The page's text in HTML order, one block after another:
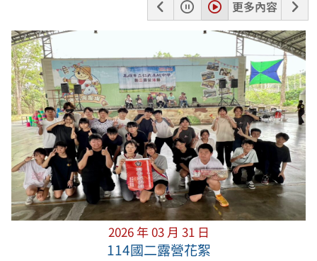
張
暫
停
播
放
更多內容
下
一
張
2026 年 03 月 31 日
114國二露營花絮